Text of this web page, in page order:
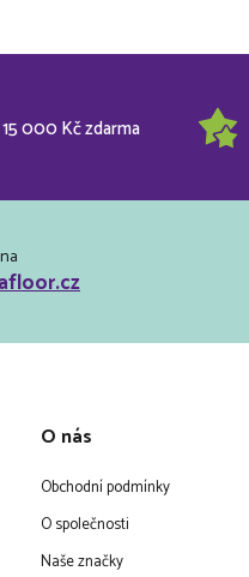
000 Kč zdarma
O nás
Obchodní podmínky
O společnosti
Naše značky